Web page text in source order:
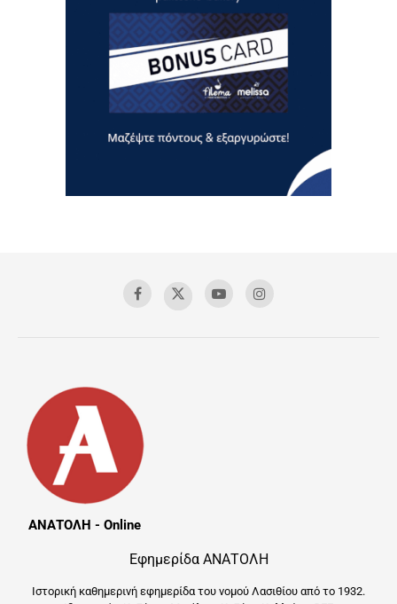
ΑΝΑΤΟΛΗ - Online
Εφημερίδα ΑΝΑΤΟΛΗ
Ιστορική καθημερινή εφημερίδα του νομού Λασιθίου από το 1932.